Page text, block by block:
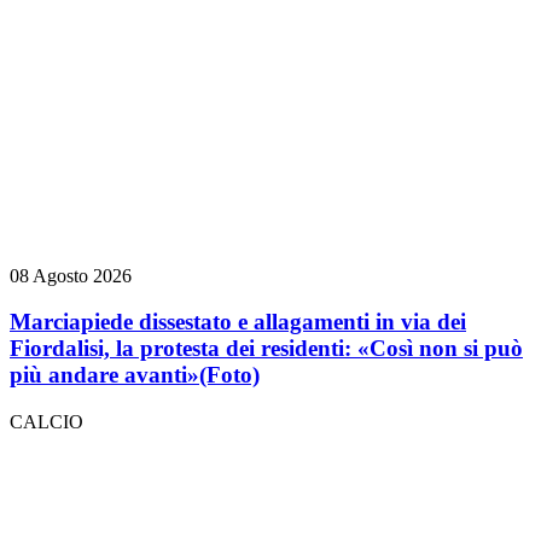
08 Agosto 2026
Marciapiede dissestato e allagamenti in via dei
Fiordalisi, la protesta dei residenti: «Così non si può
più andare avanti»(Foto)
CALCIO